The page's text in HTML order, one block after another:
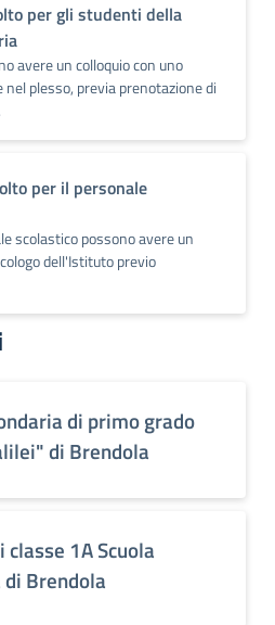
per gli studenti della
avere un colloquio con uno
nel plesso, previa prenotazione di
per il personale
scolastico possono avere un
dell'Istituto previo
di primo grado
di Brendola
classe 1A Scuola
Brendola